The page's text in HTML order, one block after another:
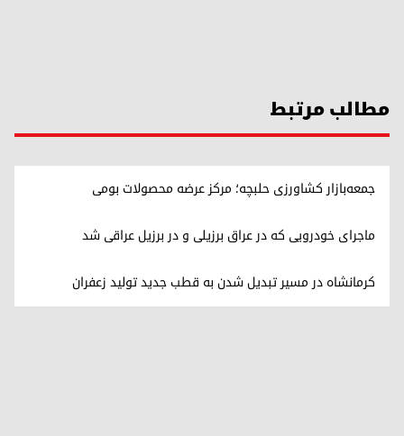
مطالب مرتبط
جمعه‌بازار کشاورزی حلبچه؛ مرکز عرضه محصولات بومی
ماجرای خودرویی که در عراق برزیلی و در برزیل عراقی شد
کرمانشاه در مسیر تبدیل شدن به قطب جدید تولید زعفران